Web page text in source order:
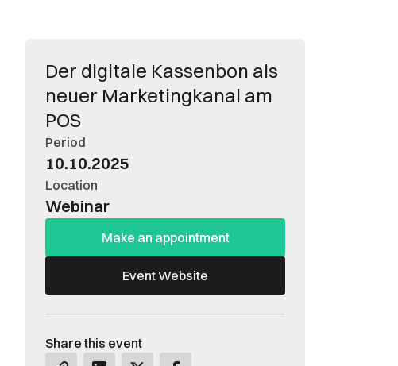
Der digitale Kassenbon als
neuer Marketingkanal am
POS
Period
10.10.2025
Location
Webinar
Make an appointment
Event Website
Share this event